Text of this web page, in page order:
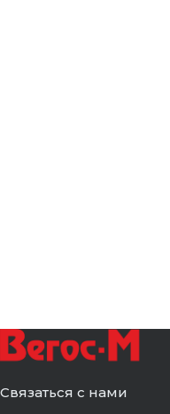
Связаться с нами